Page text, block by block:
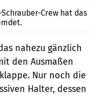
Crew hat das
nahezu gänzlich
den Ausmaßen
Nur noch die
Halter, dessen